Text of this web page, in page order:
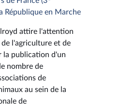
République en Marche
attire l'attention
l'agriculture et de
la publication d'un
nombre de
de
au sein de la
de